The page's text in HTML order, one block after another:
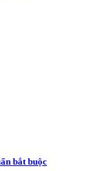
bắt buộc